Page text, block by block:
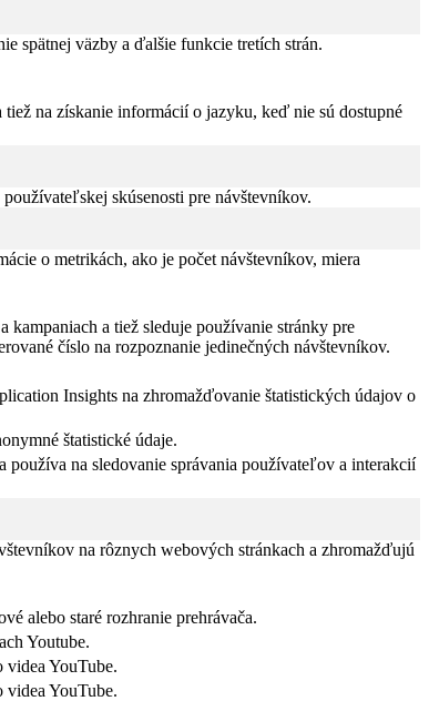
spätnej väzby a ďalšie funkcie tretích strán.
na získanie informácií o jazyku, keď nie sú dostupné
skúsenosti pre návštevníkov.
o metrikách, ako je počet návštevníkov, miera
kampaniach a tiež sleduje používanie stránky pre
číslo na rozpoznanie jedinečných návštevníkov.
Insights na zhromažďovanie štatistických údajov o
štatistické údaje.
používa na sledovanie správania používateľov a interakcií
na rôznych webových stránkach a zhromažďujú
alebo staré rozhranie prehrávača.
Youtube.
videa YouTube.
videa YouTube.